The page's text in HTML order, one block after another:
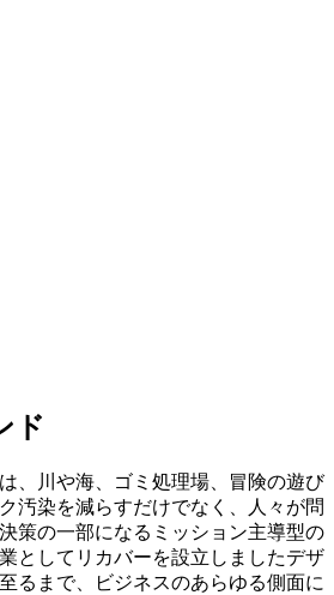
ド
、川や海、ゴミ処理場、冒険の遊び
汚染を減らすだけでなく、人々が問
策の一部になるミッション主導型の
としてリカバーを設立しましたデザ
るまで、ビジネスのあらゆる側面に